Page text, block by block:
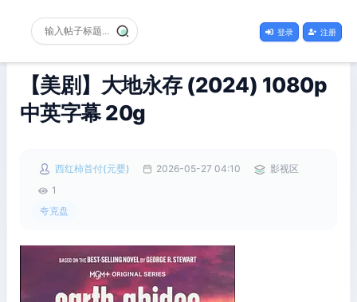
登录 注册
【美剧】大地永存 (2024) 1080p
中英字幕 20g
西红柿首付(元婴) 2026-05-27 04:10
影视区
1
夸克盘